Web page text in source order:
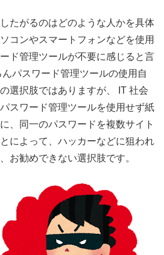
たがるのはどのような人かを具体
コンやスマートフォンなどを使用
ド管理ツールが不要に感じると言
パスワード管理ツールの使用自
選択肢ではありますが、 IT 社会
スワード管理ツールを使用せず紙
、同一のパスワードを複数サイト
によって、ハッカーなどに狙われ
お勧めできない選択肢です。